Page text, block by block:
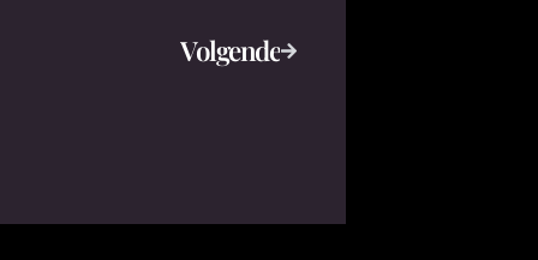
Volgende